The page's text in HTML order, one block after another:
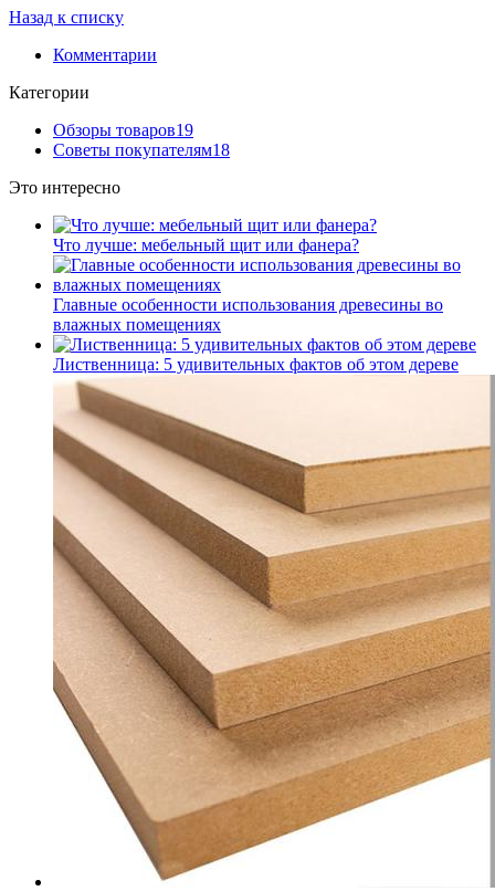
Назад к списку
Комментарии
Категории
Обзоры товаров19
Советы покупателям18
Это интересно
Что лучше: мебельный щит или фанера?
Главные особенности использования древесины во
влажных помещениях
Лиственница: 5 удивительных фактов об этом дереве